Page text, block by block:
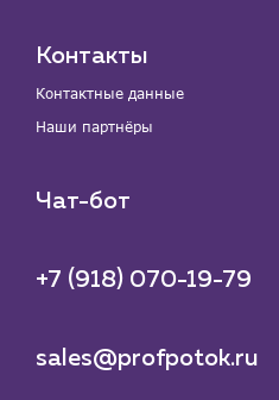
Контакты
Контактные данные
Наши партнёры
Чат-бот
+7 (918) 070-19-79
sales@profpotok.ru